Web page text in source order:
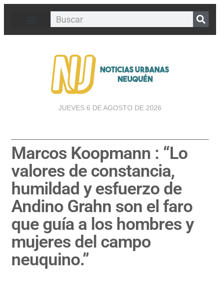
JUEVES 6 DE AGOSTO DE 2026
Marcos Koopmann : “Lo
valores de constancia,
humildad y esfuerzo de
Andino Grahn son el faro
que guía a los hombres y
mujeres del campo
neuquino.”